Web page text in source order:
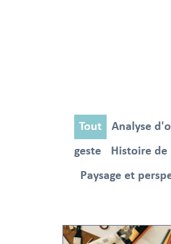
Analyse
geste
Histoire
Paysage et
Tout